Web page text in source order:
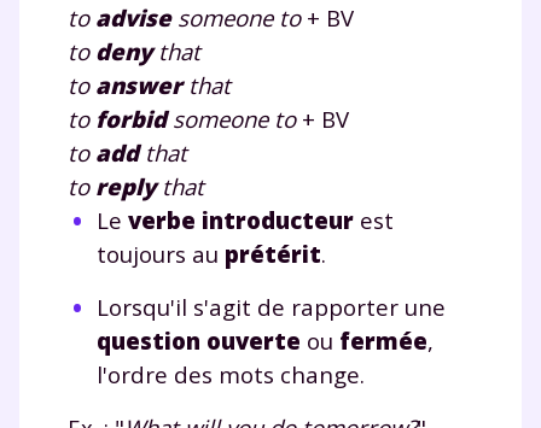
to advisesomeone to+ BV
to denythat
to answerthat
to forbidsomeone to+ BV
to addthat
to replythat
Le verbe introducteur est
toujours au prétérit.
Lorsqu'il s'agit de rapporter une
question ouverte ou fermée,
l'ordre des mots change.